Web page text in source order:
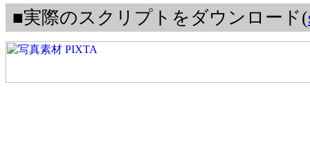
■実際のスクリプトをダウンロード(